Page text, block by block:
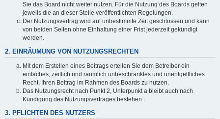
Sie das Board nicht weiter nutzen. Für die Nutzung des Boards gelten
jeweils die an dieser Stelle veröffentlichten Regelungen.
Der Nutzungsvertrag wird auf unbestimmte Zeit geschlossen und kann
von beiden Seiten ohne Einhaltung einer Frist jederzeit gekündigt
werden.
2. EINRÄUMUNG VON NUTZUNGSRECHTEN
Mit dem Erstellen eines Beitrags erteilen Sie dem Betreiber ein
einfaches, zeitlich und räumlich unbeschränktes und unentgeltliches
Recht, Ihren Beitrag im Rahmen des Boards zu nutzen.
Das Nutzungsrecht nach Punkt 2, Unterpunkt a bleibt auch nach
Kündigung des Nutzungsvertrages bestehen.
3. PFLICHTEN DES NUTZERS